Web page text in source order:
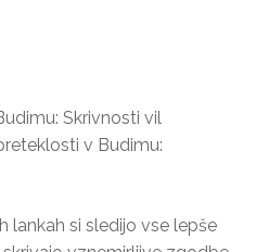
Skrivnosti vil
v Budimu:
lankah si sledijo vse lepše